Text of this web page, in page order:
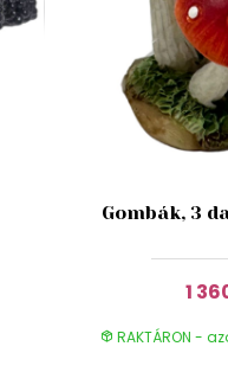
Gombák, 3
1
RAKTÁRON -